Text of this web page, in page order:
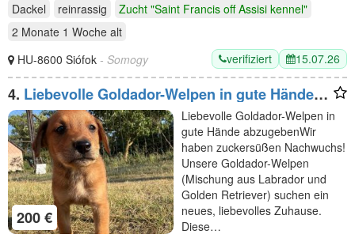
Dackel reinrassig
Zucht "Saint Francis off Assisi kennel"
2 Monate 1 Woche alt
HU-8600 Siófok - Somogy verifiziert 15.07.26
4. Liebevolle Goldador-Welpen in gute Hände
abzugeben
200 €
Liebevolle Goldador-Welpen in
gute Hände abzugeben ​Wir
haben zuckersüßen Nachwuchs!
Unsere Goldador-Welpen
(Mischung aus Labrador und
Golden Retriever) suchen ein
neues, liebevolles Zuhause.
Diese…